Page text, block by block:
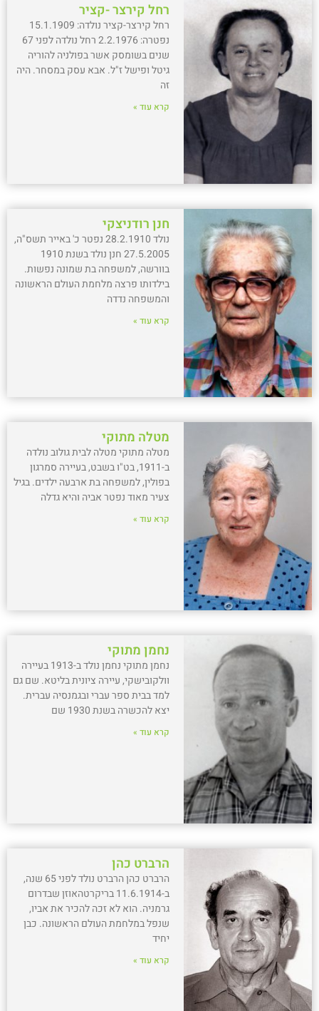
רחל קירצר -קציר
רחל קירצר-קציר נולדה: 15.1.1909
נפטרה: 2.2.1976 רחל נולדה לפני 67
שנים בשומסק אשר בפולניה להוריה
גיטל ופישל ז"ל. אבא עסק במסחר. היה
זה
קרא עוד »
חנן רודניצקי
נולד 28.2.1910 נפטר כ' באייר תשס"ה,
27.5.2005 חנן נולד בשנת 1910
בוורשה, למשפחה בת שמונה נפשות.
בילדותו פרצה מלחמת העולם הראשונה
והמשפחה נדדה
קרא עוד »
מטלה מתוקי
מטלה מתוקי מטלה לבית גולוב נולדה
ב-1911, בט"ו בשבט, בעיירה סמרגון
בפולין, למשפחה בת ארבעה ילדים. בגיל
צעיר מאוד נפטר אביה והיא גדלה
קרא עוד »
נחמן מתוקי
נחמן מתוקי נחמן נולד ב-1913 בעיירה
וולקובישקי, עיירה ציונית בליטא. שם גם
למד בבית ספר עברי ובגמנסיה עברית.
יצא להכשרה בשנת 1930 שם
קרא עוד »
הרברט כהן
הרברט כהן הרברט נולד לפני 65 שנה,
ב-11.6.1914 בריקרטהאוזן שבדרום
גרמניה. הוא לא זכה להכיר את אביו,
שנפל במלחמת העולם הראשונה. כבן
יחיד
קרא עוד »